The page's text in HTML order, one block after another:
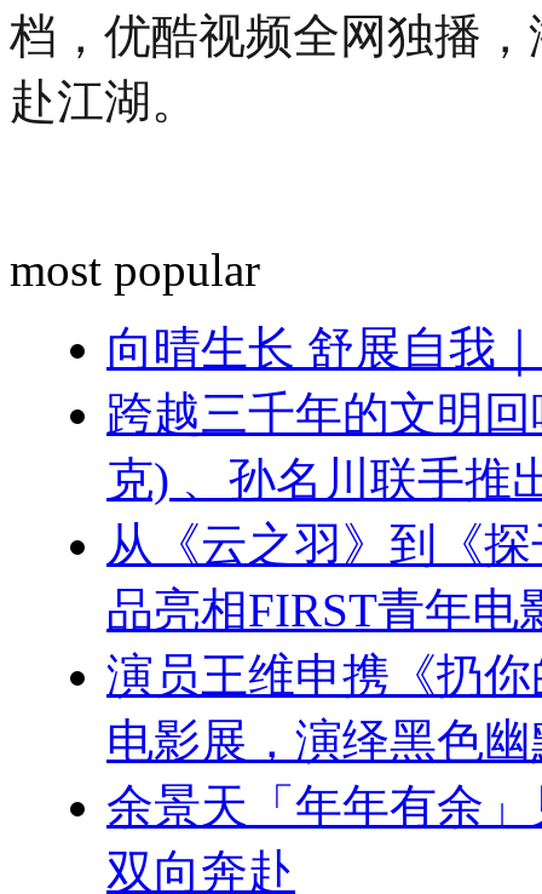
档，优酷视频全网独播
赴江湖。
most popular
向晴生长 舒展自我
跨越三千年的文明
克) 、孙名川联手推
从《云之羽》到《
品亮相FIRST青年电
演员王维申携《扔
电影展，演绎黑色
余景天「年年有余
双向奔赴